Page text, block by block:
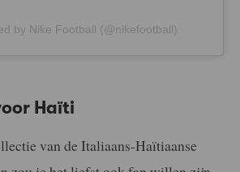
by Nike Football (@nikefootball)
Haïti
van de Italiaans-Haïtiaanse